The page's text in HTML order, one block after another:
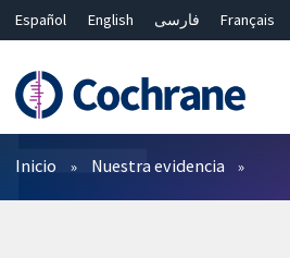
Español English فارسی
Français
Bahasa Malaysia
ไทย 繁體中文
Filtros
Inicio Nuestra evidencia